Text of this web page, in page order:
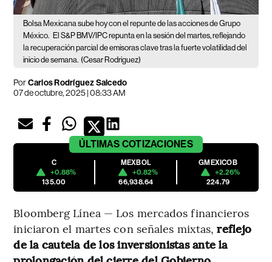
Bolsa Mexicana sube hoy con el repunte de las acciones de Grupo
México. El S&P BMV/IPC repunta en la sesión del martes, reflejando
la recuperación parcial de emisoras clave tras la fuerte volatilidad del
inicio de semana. (Cesar Rodriguez)
PorCarlos Rodríguez Salcedo
07 de octubre, 2025 | 08:33 AM
ÚLTIMAS COTIZACIONES
C
+0.88%
135.00
MEXBOL
+0.82%
66,938.64
GMEXICOB
+2.26%
224.79
Bloomberg Línea — Los mercados financieros
iniciaron el martes con señales mixtas,reflejo
de la cautela de los inversionistas ante la